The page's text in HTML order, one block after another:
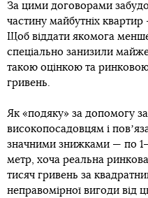
За цими договорами
частину майбутніх квартир
Щоб віддати якомога
спеціально занизили
такою оцінкою та
гривень.
Як «подяку» за допомогу
високопосадовцям і
значними знижками — по
метр, хоча реальна
тисяч гривень за
неправомірної вигоди від